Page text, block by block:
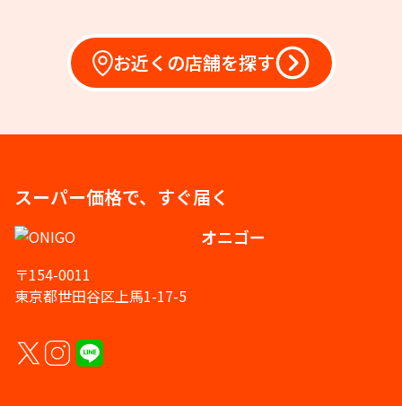
お近くの店舗を探す
スーパー価格で、すぐ届く
オニゴー
〒154-0011
東京都世田谷区上馬1-17-5